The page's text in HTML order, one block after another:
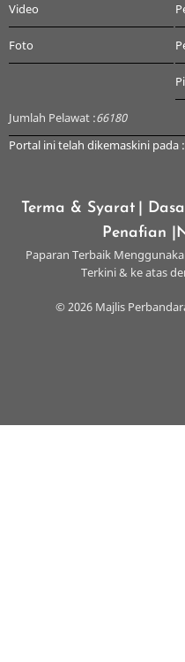
Video
Foto
Jumlah Pelawat :66180
Portal ini telah dikemaskini pada
Terma & Syarat |
Penafian
Paparan Terbaik
Terkini & ke atas
© 2026 Majlis